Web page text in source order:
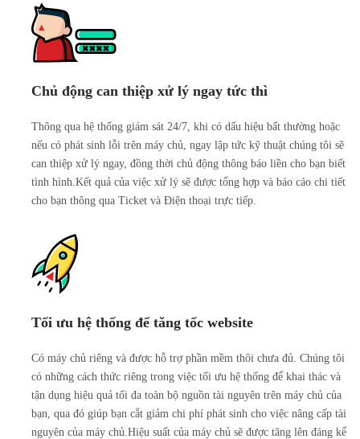
Chủ động can thiệp xử lý ngay tức thì
Thông qua hệ thống giám sát 24/7, khi có dấu hiệu bất thường hoặc
nếu có phát sinh lỗi trên máy chủ, ngay lập tức kỹ thuật chúng tôi sẽ
can thiệp xử lý ngay, đồng thời chủ động thông báo liền cho bạn biết
tình hình.Kết quả của việc xử lý sẽ được tổng hợp và báo cáo chi tiết
cho bạn thông qua Ticket và Điện thoại trực tiếp.
Tối ưu hệ thống để tăng tốc website
Có máy chủ riêng và được hỗ trợ phần mềm thôi chưa đủ. Chúng tôi
có những cách thức riêng trong việc tối ưu hệ thống để khai thác và
tận dụng hiệu quả tối đa toàn bộ nguồn tài nguyên trên máy chủ của
bạn, qua đó giúp bạn cắt giảm chi phí phát sinh cho việc nâng cấp tài
nguyên của máy chủ.Hiệu suất của máy chủ sẽ được tăng lên đáng kể